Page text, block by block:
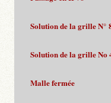
Solution de la grille N°
Solution de la grille No
Malle fermée